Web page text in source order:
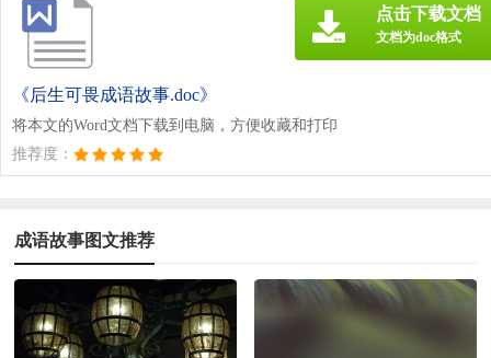
《后生可畏成语故事.doc》
将本文的Word文档下载到电脑，方便收藏和打印
推荐度：
点击下载文档
文档为doc格式
成语故事图文推荐